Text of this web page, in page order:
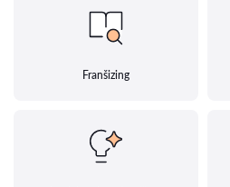
Franšizing